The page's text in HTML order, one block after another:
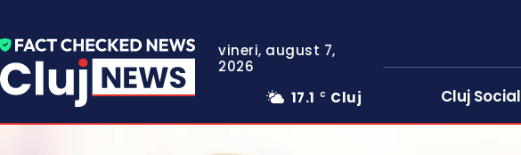
vineri, august 7,
2026
17.1
C Cluj Cluj Social